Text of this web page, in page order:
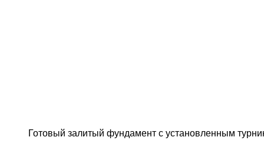
Готовый залитый фундамент с установленным